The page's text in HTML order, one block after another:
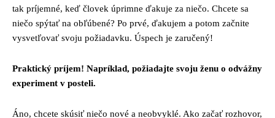
tak príjemné, keď človek úprimne ďakuje za niečo. Chcete sa
niečo spýtať na obľúbené? Po prvé, ďakujem a potom začnite
vysvetľovať svoju požiadavku. Úspech je zaručený!
Praktický príjem! Napríklad, požiadajte svoju ženu o odvážny
experiment v posteli.
Áno, chcete skúsiť niečo nové a neobvyklé. Ako začať rozhovor,